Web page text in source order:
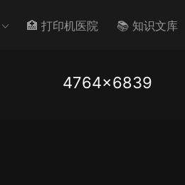
🏥 打印机医院 📚 知识文库
4764×6839